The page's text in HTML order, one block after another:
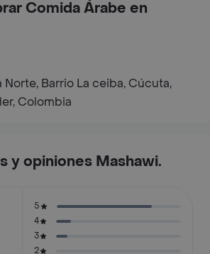
Comida Árabe en
Norte, Barrio La ceiba, Cúcuta,
Colombia
y opiniones Mashawi.
5
4
3
2